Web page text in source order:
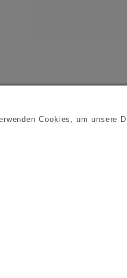
Cookies, um unsere